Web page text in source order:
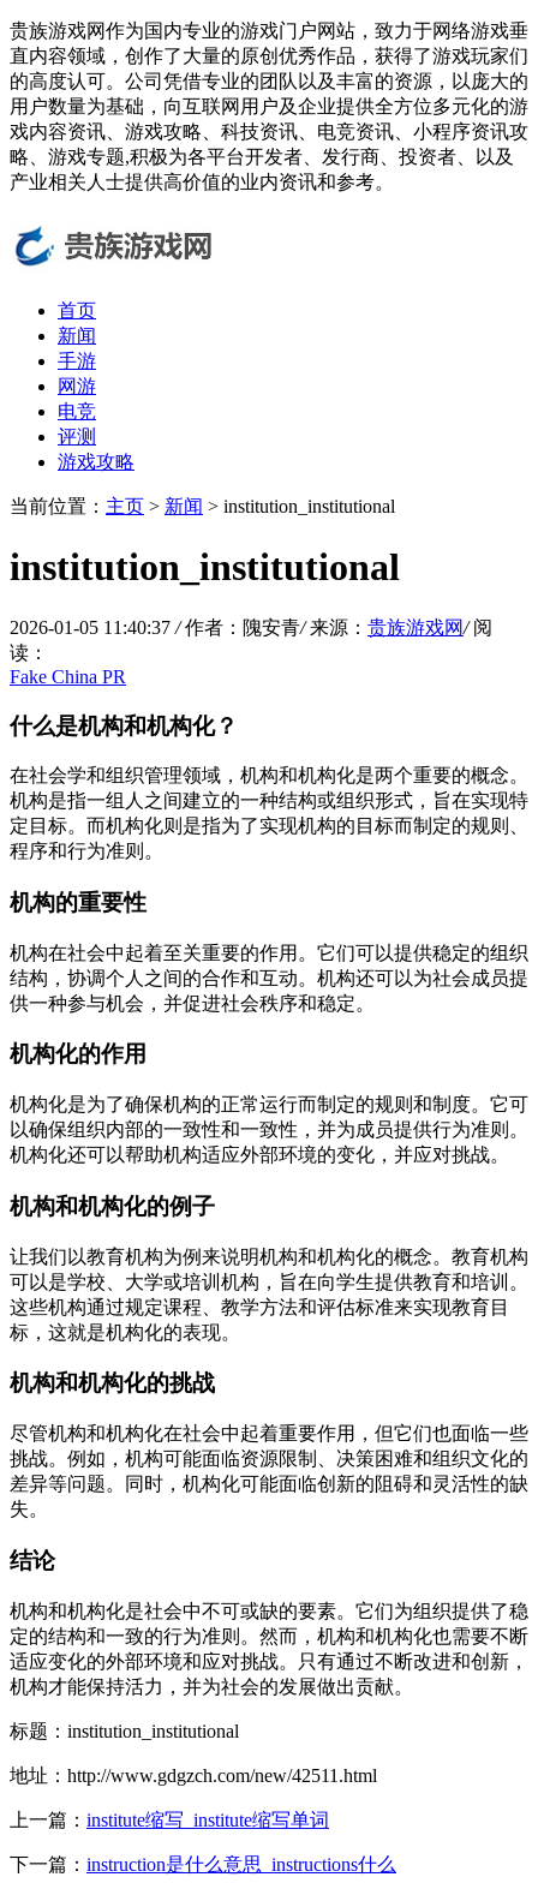
贵族游戏网作为国内专业的游戏门户网站，致力于网络游戏垂
直内容领域，创作了大量的原创优秀作品，获得了游戏玩家们
的高度认可。公司凭借专业的团队以及丰富的资源，以庞大的
用户数量为基础，向互联网用户及企业提供全方位多元化的游
戏内容资讯、游戏攻略、科技资讯、电竞资讯、小程序资讯攻
略、游戏专题,积极为各平台开发者、发行商、投资者、以及
产业相关人士提供高价值的业内资讯和参考。
首页
新闻
手游
网游
电竞
评测
游戏攻略
当前位置： 主页 > 新闻 > institution_institutional
institution_institutional
2026-01-05 11:40:37 / 作者：隗安青/ 来源： 贵族游戏网/ 阅
读：
Fake China PR
什么是机构和机构化？
在社会学和组织管理领域，机构和机构化是两个重要的概念。
机构是指一组人之间建立的一种结构或组织形式，旨在实现特
定目标。而机构化则是指为了实现机构的目标而制定的规则、
程序和行为准则。
机构的重要性
机构在社会中起着至关重要的作用。它们可以提供稳定的组织
结构，协调个人之间的合作和互动。机构还可以为社会成员提
供一种参与机会，并促进社会秩序和稳定。
机构化的作用
机构化是为了确保机构的正常运行而制定的规则和制度。它可
以确保组织内部的一致性和一致性，并为成员提供行为准则。
机构化还可以帮助机构适应外部环境的变化，并应对挑战。
机构和机构化的例子
让我们以教育机构为例来说明机构和机构化的概念。教育机构
可以是学校、大学或培训机构，旨在向学生提供教育和培训。
这些机构通过规定课程、教学方法和评估标准来实现教育目
标，这就是机构化的表现。
机构和机构化的挑战
尽管机构和机构化在社会中起着重要作用，但它们也面临一些
挑战。例如，机构可能面临资源限制、决策困难和组织文化的
差异等问题。同时，机构化可能面临创新的阻碍和灵活性的缺
失。
结论
机构和机构化是社会中不可或缺的要素。它们为组织提供了稳
定的结构和一致的行为准则。然而，机构和机构化也需要不断
适应变化的外部环境和应对挑战。只有通过不断改进和创新，
机构才能保持活力，并为社会的发展做出贡献。
标题：institution_institutional
地址：http://www.gdgzch.com/new/42511.html
上一篇： institute缩写_institute缩写单词
下一篇： instruction是什么意思_instructions什么